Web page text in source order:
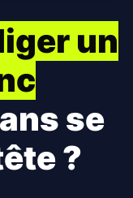
un
se
?